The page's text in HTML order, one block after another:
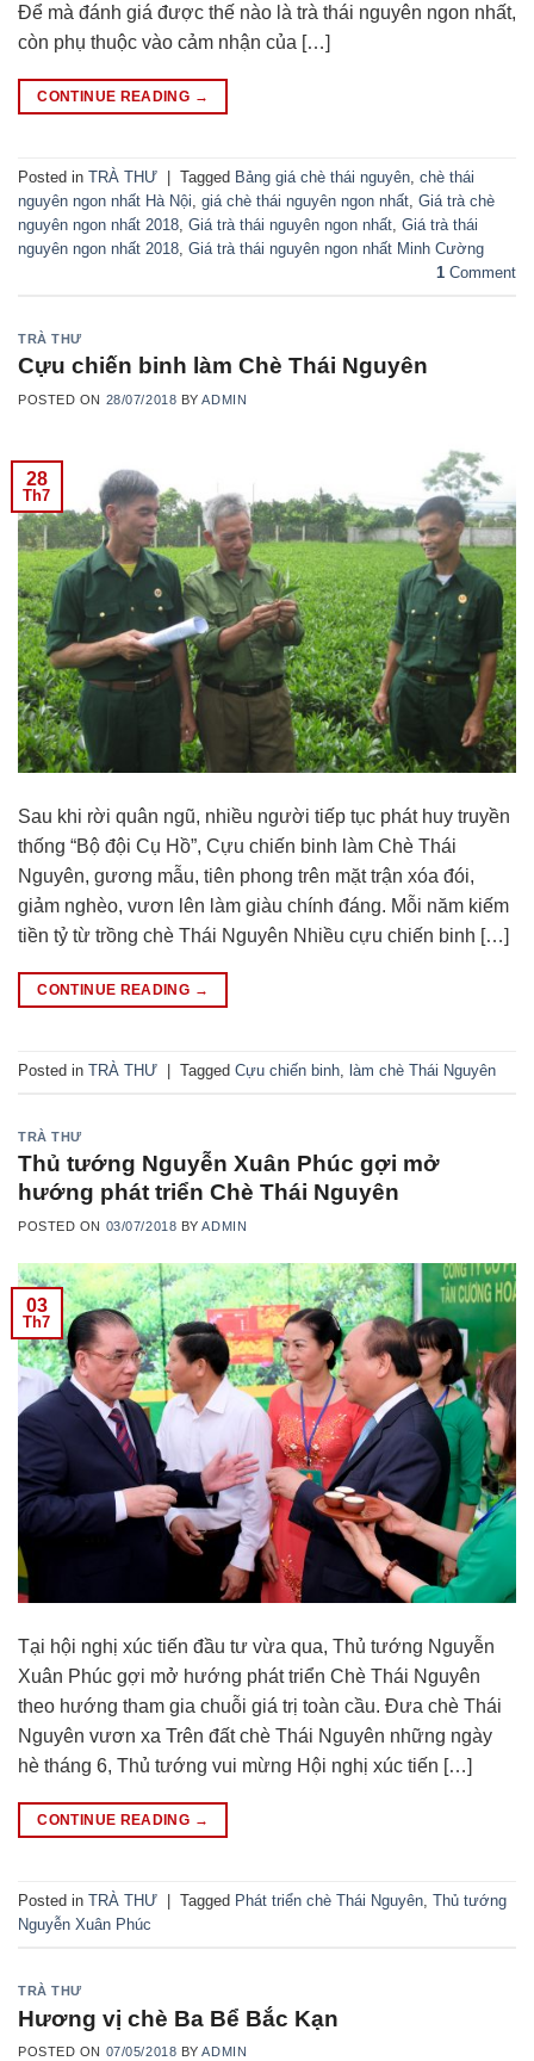
Để mà đánh giá được thế nào là trà thái nguyên ngon nhất,
còn phụ thuộc vào cảm nhận của […]
CONTINUE READING →
Posted in TRÀ THƯ Tagged Bảng giá chè thái nguyên, chè thái
nguyên ngon nhất Hà Nội, giá chè thái nguyên ngon nhất, Giá trà chè
nguyên ngon nhất 2018, Giá trà thái nguyên ngon nhất, Giá trà thái
nguyên ngon nhất 2018, Giá trà thái nguyên ngon nhất Minh Cường
1 Comment
TRÀ THƯ
Cựu chiến binh làm Chè Thái Nguyên
POSTED ON 28/07/2018 BYADMIN
28
Th7
Sau khi rời quân ngũ, nhiều người tiếp tục phát huy truyền
thống “Bộ đội Cụ Hồ”, Cựu chiến binh làm Chè Thái
Nguyên, gương mẫu, tiên phong trên mặt trận xóa đói,
giảm nghèo, vươn lên làm giàu chính đáng. Mỗi năm kiếm
tiền tỷ từ trồng chè Thái Nguyên Nhiều cựu chiến binh […]
CONTINUE READING →
Posted in TRÀ THƯ Tagged Cựu chiến binh, làm chè Thái Nguyên
TRÀ THƯ
Thủ tướng Nguyễn Xuân Phúc gợi mở
hướng phát triển Chè Thái Nguyên
POSTED ON 03/07/2018 BYADMIN
03
Th7
Tại hội nghị xúc tiến đầu tư vừa qua, Thủ tướng Nguyễn
Xuân Phúc gợi mở hướng phát triển Chè Thái Nguyên
theo hướng tham gia chuỗi giá trị toàn cầu. Đưa chè Thái
Nguyên vươn xa Trên đất chè Thái Nguyên những ngày
hè tháng 6, Thủ tướng vui mừng Hội nghị xúc tiến […]
CONTINUE READING →
Posted in TRÀ THƯ Tagged Phát triển chè Thái Nguyên, Thủ tướng
Nguyễn Xuân Phúc
TRÀ THƯ
Hương vị chè Ba Bể Bắc Kạn
POSTED ON 07/05/2018 BYADMIN